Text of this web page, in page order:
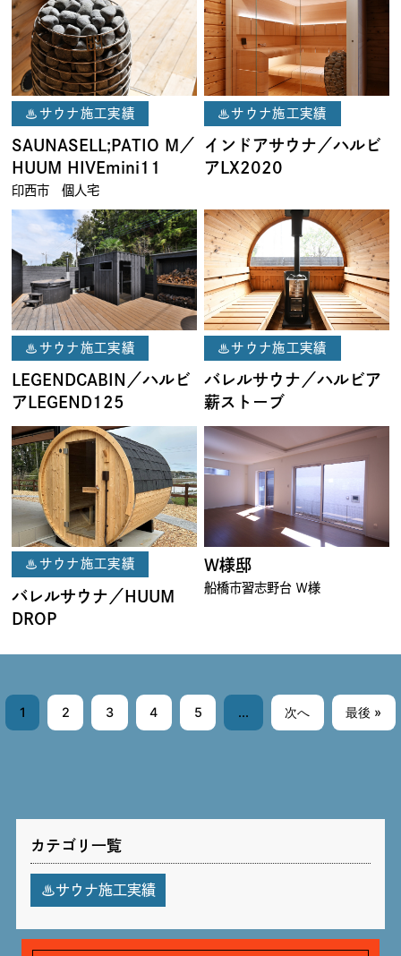
♨サウナ施工実績
SAUNASELL;PATIO M／
HUUM HIVEmini11
印西市 個人宅
♨サウナ施工実績
インドアサウナ／ハルビ
アLX2020
♨サウナ施工実績
LEGENDCABIN／ハルビ
アLEGEND125
♨サウナ施工実績
バレルサウナ／ハルビア
薪ストーブ
♨サウナ施工実績
バレルサウナ／HUUM
DROP
W様邸
船橋市習志野台 Ｗ様
1 2 3 4 5 ... 次へ 最後 »
カテゴリ一覧
♨サウナ施工実績